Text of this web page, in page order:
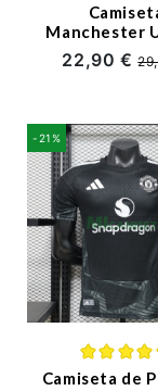
Manchester
Primera
2026/2027
22,90 €
-21%
Camiseta de